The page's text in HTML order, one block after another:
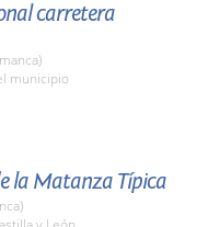
carretera
municipio
la Matanza Típica